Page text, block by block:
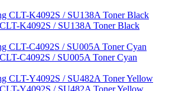
K4092S / SU138A Toner Black
C4092S / SU005A Toner Cyan